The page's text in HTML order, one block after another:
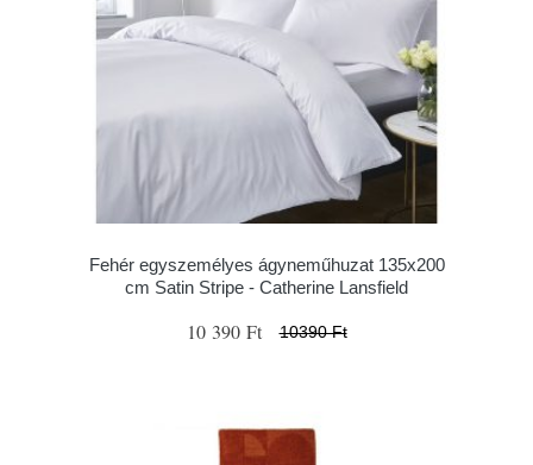
Fehér egyszemélyes ágyneműhuzat 135x200
cm Satin Stripe - Catherine Lansfield
10 390 Ft 10390 Ft